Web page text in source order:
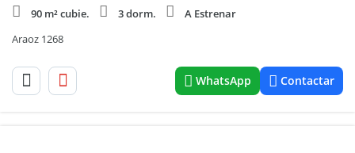
90 m² cubie.
3 dorm.
A Estrenar
Araoz 1268
WhatsApp Contactar